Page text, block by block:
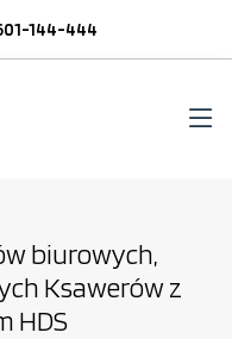
144-444
biurowych,
Ksawerów z
HDS